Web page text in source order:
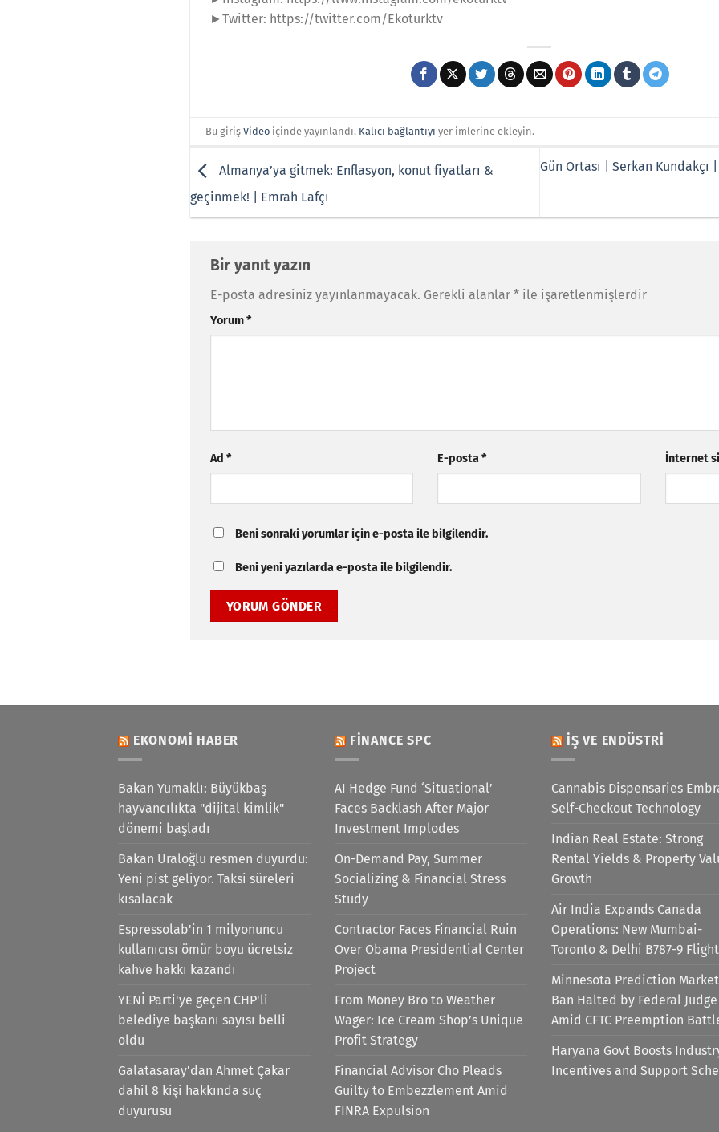
►Twitter: https://twitter.com/Ekoturktv
Bu girişVideo içinde yayınlandı. Kalıcı bağlantıyı yer imlerine ekleyin.
Almanya’ya gitmek: Enflasyon, konut fiyatları &
geçinmek! | Emrah Lafçı
Gün Ortası | Serkan
Bir yanıt yazın
E-posta adresiniz yayınlanmayacak. Gerekli alanlar * ile işaretlenmişlerdir
Yorum*
Ad * E-posta* İnternet
Beni sonraki yorumlar için e-posta ile bilgilendir.
Beni yeni yazılarda e-posta ile bilgilendir.
EKONOMI HABER
Bakan Yumaklı: Büyükbaş
hayvancılıkta "dijital kimlik"
dönemi başladı
Bakan Uraloğlu resmen duyurdu:
Yeni pist geliyor. Taksi süreleri
kısalacak
Espressolab'in 1 milyonuncu
kullanıcısı ömür boyu ücretsiz
kahve hakkı kazandı
YENİ Parti'ye geçen CHP'li
belediye başkanı sayısı belli
oldu
Galatasaray'dan Ahmet Çakar
dahil 8 kişi hakkında suç
duyurusu
FINANCE SPC
AI Hedge Fund ‘Situational’
Faces Backlash After Major
Investment Implodes
On-Demand Pay, Summer
Socializing & Financial Stress
Study
Contractor Faces Financial Ruin
Over Obama Presidential Center
Project
From Money Bro to Weather
Wager: Ice Cream Shop’s Unique
Profit Strategy
Financial Advisor Cho Pleads
Guilty to Embezzlement Amid
FINRA Expulsion
İŞ VE ENDÜSTRI
Cannabis Dispensaries
Self-Checkout Technology
Indian Real Estate: Strong
Rental Yields & Property
Growth
Air India Expands Canada
Operations: New Mumbai-
Toronto & Delhi B787-9
Minnesota Prediction Market
Ban Halted by Federal Judge
Amid CFTC Preemption
Haryana Govt Boosts
Incentives and Support